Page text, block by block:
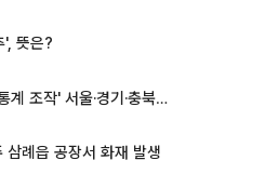
', 뜻은?
' 서울·경기·충북 선관위 등 추가 압수수색
삼례읍 공장서 화재 발생